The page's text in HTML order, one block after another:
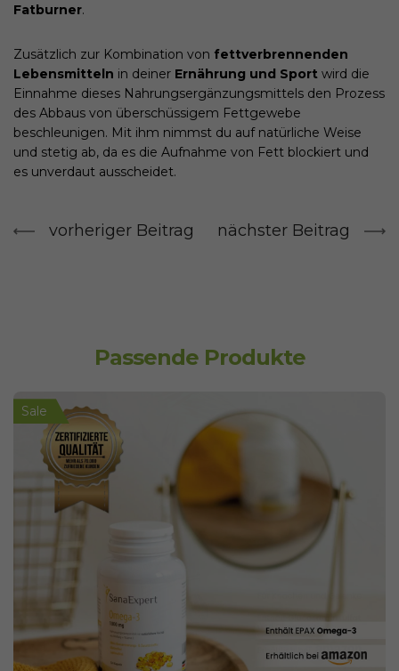
Fatburner.
Zusätzlich zur Kombination von fettverbrennenden
Lebensmitteln in deiner Ernährung und Sport wird die
Einnahme dieses Nahrungsergänzungsmittels den Prozess
des Abbaus von überschüssigem Fettgewebe
beschleunigen. Mit ihm nimmst du auf natürliche Weise
und stetig ab, da es die Aufnahme von Fett blockiert und
es unverdaut ausscheidet.
vorheriger Beitrag nächster Beitrag
Passende Produkte
Sale